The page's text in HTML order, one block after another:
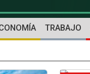
TRABAJO